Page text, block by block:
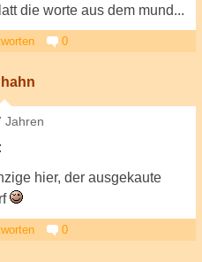
die worte aus dem mund...
0
Jahren
hier, der ausgekaute
0